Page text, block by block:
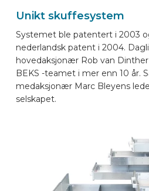
KONTAKT
KJØRETØYUTSTYR
NO
Unikt skuffesystem
Systemet ble patentert i 2003
nederlandsk patent i 2004.
hovedaksjonær Rob van
BEKS -teamet i mer enn 10 år.
medaksjonær Marc Bleyens
selskapet.